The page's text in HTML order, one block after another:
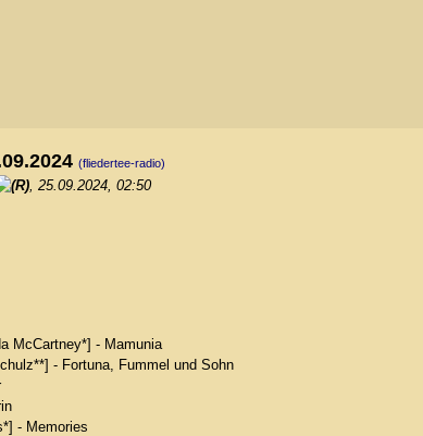
(fliedertee-radio)
, 25.09.2024, 02:50
McCartney*] - Mamunia
- Fortuna, Fummel und Sohn
- Memories